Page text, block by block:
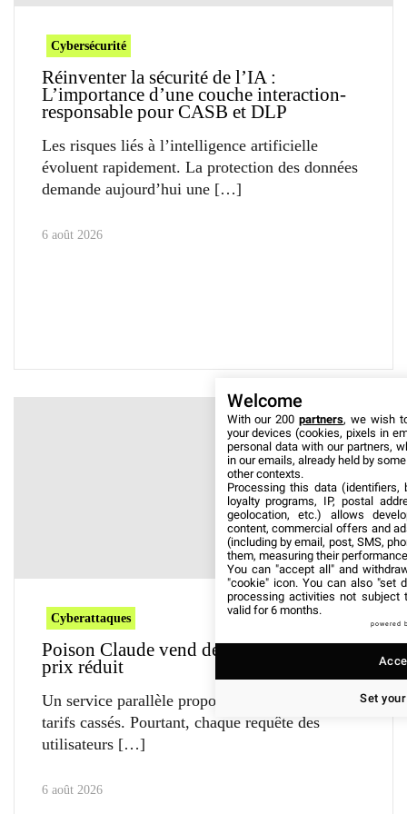
Cybersécurité
Réinventer la sécurité de l’IA :
L’importance d’une couche interaction-
responsable pour CASB et DLP
Les risques liés à l’intelligence artificielle
évoluent rapidement. La protection des données
demande aujourd’hui une
6 août 2026
Cyberattaques
Poison Claude vend des accès Claude à
prix réduit
Un service parallèle propose des accès Claude à
tarifs cassés. Pourtant, chaque requête des
utilisateurs
6 août 2026
Welcome
With our 200partners, we wish
your devices (cookies, pixels in
personal data with our partners,
in our emails, already held by
other contexts.
Processing this data (identifiers,
loyalty programs, IP, postal
geolocation, etc.) allows
content, commercial offers and
(including by email, post, SMS,
them, measuring their
You can "accept all" and
"cookie" icon. You can also "set
processing activities not subject
valid for 6 months.
powered
Set